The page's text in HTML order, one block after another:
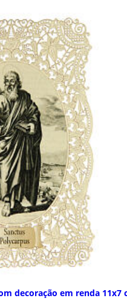
decoração em renda 11x7